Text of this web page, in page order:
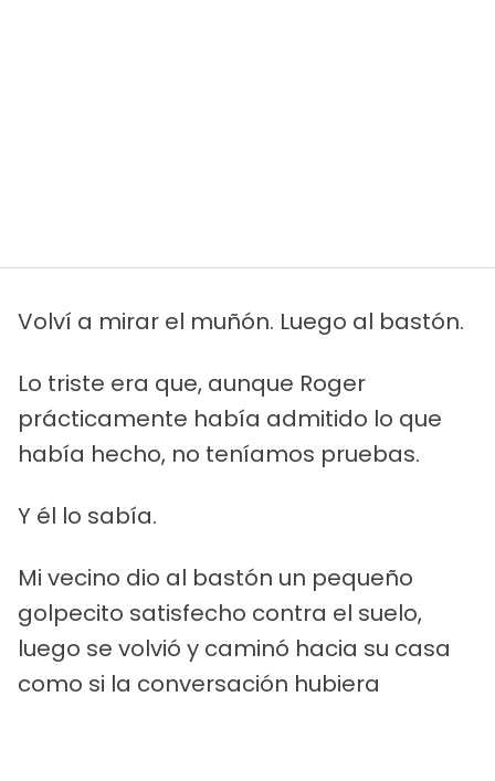
Volví a mirar el muñón. Luego al bastón.
Lo triste era que, aunque Roger
prácticamente había admitido lo que
había hecho, no teníamos pruebas.
Y él lo sabía.
Mi vecino dio al bastón un pequeño
golpecito satisfecho contra el suelo,
luego se volvió y caminó hacia su casa
como si la conversación hubiera